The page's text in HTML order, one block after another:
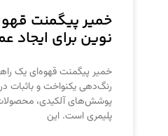
خمیر پیگمنت
نوین برای ایجاد
خمیر پیگمنت قهوه‌ای یک
رنگ‌دهی یکنواخت و باثبات
پوشش‌های آلکیدی، محصولات
پلیمری است. این